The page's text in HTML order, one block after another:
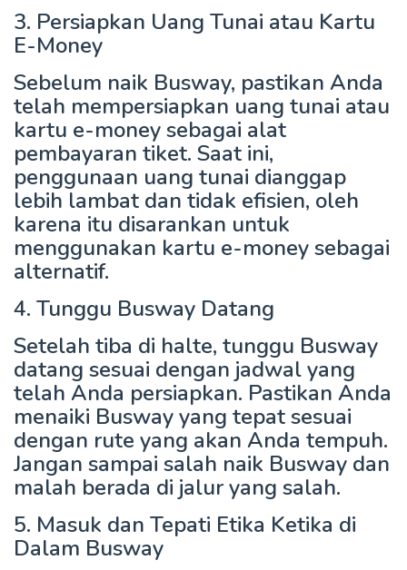
3. Persiapkan Uang Tunai atau Kartu
E-Money
Sebelum naik Busway, pastikan Anda
telah mempersiapkan uang tunai atau
kartu e-money sebagai alat
pembayaran tiket. Saat ini,
penggunaan uang tunai dianggap
lebih lambat dan tidak efisien, oleh
karena itu disarankan untuk
menggunakan kartu e-money sebagai
alternatif.
4. Tunggu Busway Datang
Setelah tiba di halte, tunggu Busway
datang sesuai dengan jadwal yang
telah Anda persiapkan. Pastikan Anda
menaiki Busway yang tepat sesuai
dengan rute yang akan Anda tempuh.
Jangan sampai salah naik Busway dan
malah berada di jalur yang salah.
5. Masuk dan Tepati Etika Ketika di
Dalam Busway